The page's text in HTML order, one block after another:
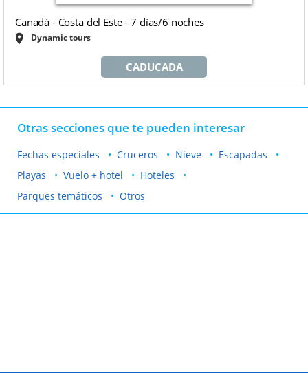
Canadá - Costa del Este - 7 días/6 noches
Dynamic tours
CADUCADA
Otras secciones que te pueden interesar
Fechas especiales Cruceros Nieve
Escapadas
Playas
Vuelo + hotel
Hoteles
Parques temáticos
Otros